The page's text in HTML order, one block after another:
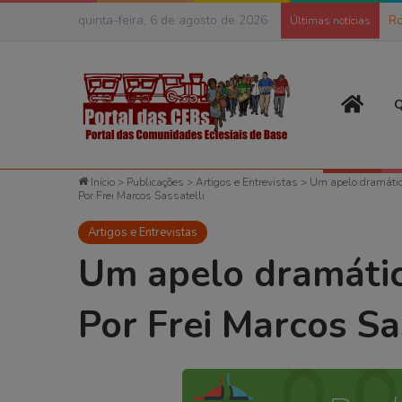
quinta-feira, 6 de agosto de 2026 Últimas notícias
Início > Publicações >Artigos e Entrevistas > Um apelo
Por Frei Marcos Sassatelli
Artigos e Entrevistas
Um apelo
Por Frei Marcos